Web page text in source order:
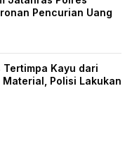
Pencurian Uang
Kayu dari
Polisi Lakukan